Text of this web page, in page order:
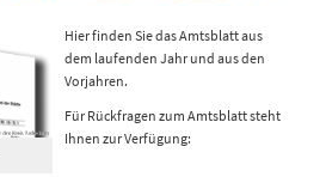
Hier finden Sie das Amtsblatt aus
dem laufenden Jahr und aus den
Vorjahren.
Für Rückfragen zum Amtsblatt steht
Ihnen zur Verfügung: